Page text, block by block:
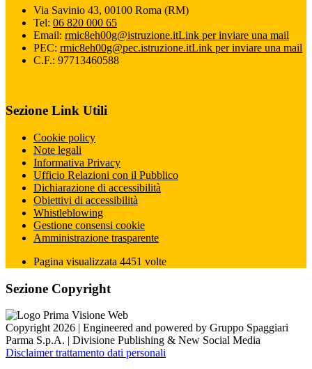
Via Savinio 43, 00100 Roma (RM)
Tel: 06 820 000 65
Email: rmic8eh00g@istruzione.itLink per inviare una mail
PEC: rmic8eh00g@pec.istruzione.itLink per inviare una mail
C.F.: 97713460588
Sezione Link Utili
Cookie policy
Note legali
Informativa Privacy
Ufficio Relazioni con il Pubblico
Dichiarazione di accessibilità
Obiettivi di accessibilità
Whistleblowing
Gestione consensi cookie
Amministrazione trasparente
Pagina visualizzata 4451 volte
Sezione Copyright
Copyright 2026 | Engineered and powered by Gruppo Spaggiari
Parma S.p.A. | Divisione Publishing & New Social Media
Disclaimer trattamento dati personali